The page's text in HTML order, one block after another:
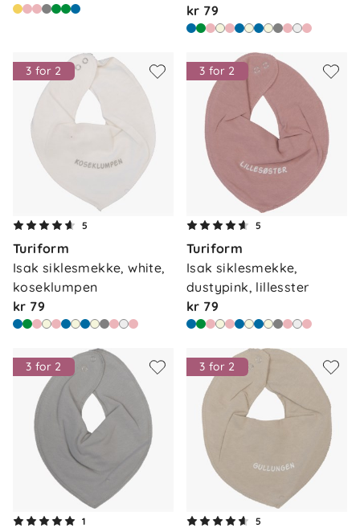
mammasskat…
kr 79
3 for 2
5
Turiform
Isak siklesmekke, white,
koseklumpen
kr 79
3 for 2
5
Turiform
Isak siklesmekke,
dustypink, lillesster
kr 79
3 for 2
1
3 for 2
5